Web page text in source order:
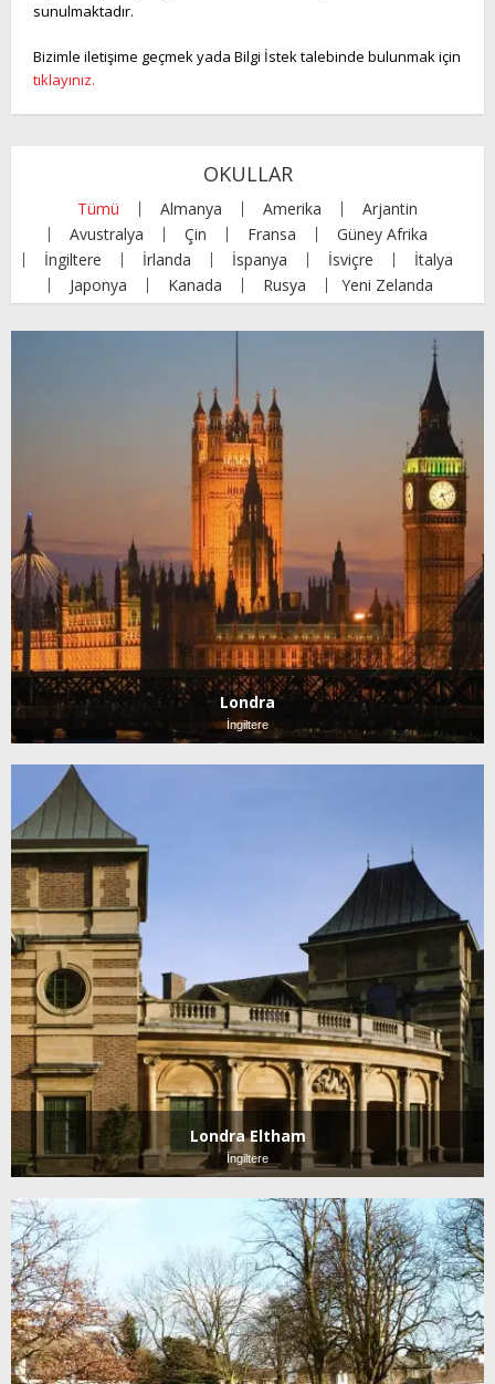
sunulmaktadır.
Bizimle iletişime geçmek yada Bilgi İstek talebinde bulunmak için
tıklayınız.
OKULLAR
Tümü Almanya Amerika
Arjantin
Avustralya
Çin Fransa
Güney Afrika
İngiltere
İrlanda İspanya İsviçre
İtalya
Japonya
Kanada Rusya Yeni Zelanda
Londra
İngiltere
Londra Eltham
İngiltere